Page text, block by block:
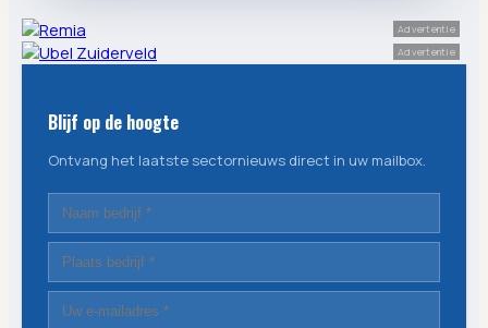
Advertentie
Advertentie
Blijf op de hoogte
Ontvang het laatste sectornieuws direct in uw mailbox.